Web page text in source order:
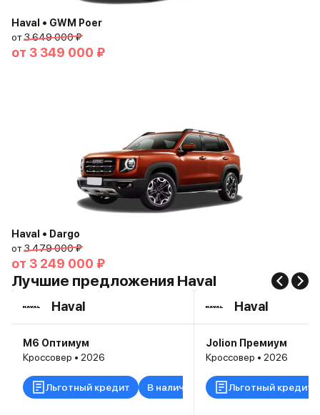
Haval • GWM Poer
от3 649 000 ₽
от 3 349 000 ₽
Haval • Dargo
от3 479 000 ₽
от 3 249 000 ₽
Лучшие предложения Haval
Haval
M6 Оптимум
Кроссовер • 2026
Льготный кредит В наличии
Haval
Jolion Премиум
Кроссовер • 2026
Льготный кредит